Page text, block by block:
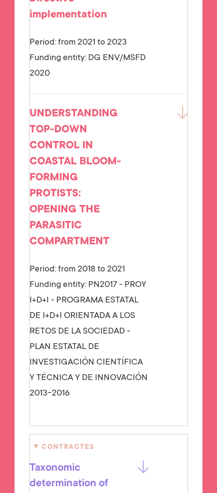
implementation
Period: from 2021 to 2023
Funding entity: DG ENV/MSFD
2020
UNDERSTANDING
TOP-DOWN
CONTROL IN
COASTAL BLOOM-
FORMING
PROTISTS:
OPENING THE
PARASITIC
COMPARTMENT
Period: from 2018 to 2021
Funding entity: PN2017 - PROY
I+D+I - PROGRAMA ESTATAL
DE I+D+I ORIENTADA A LOS
RETOS DE LA SOCIEDAD -
PLAN ESTATAL DE
INVESTIGACIÓN CIENTÍFICA
Y TÉCNICA Y DE INNOVACIÓN
2013-2016
CONTRACTES
Taxonomic
determination of